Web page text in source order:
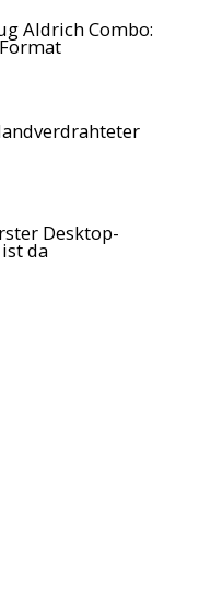
Aldrich Combo:
Desktop-
da